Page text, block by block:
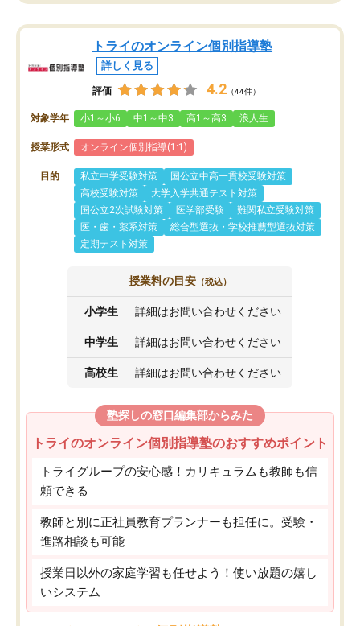
トライのオンライン個別指導塾
詳しく見る
評価 4.2 （44件）
対象学年 小1～小6 中1～中3 高1～高3 浪人生
授業形式 オンライン個別指導(1:1)
目的 私立中学受験対策
国公立中高一貫校受験対策
高校受験対策
大学入学共通テスト対策
国公立2次試験対策
医学部受験
難関私立受験対策
医・歯・薬系対策
総合型選抜・学校推薦型選抜対策
定期テスト対策
授業料の目安 （税込）
小学生 詳細はお問い合わせください
中学生 詳細はお問い合わせください
高校生 詳細はお問い合わせください
塾探しの窓口編集部からみた
トライのオンライン個別指導塾のおすすめポイント
トライグループの安心感！カリキュラムも教師も信
頼できる
教師と別に正社員教育プランナーも担任に。受験・
進路相談も可能
授業日以外の家庭学習も任せよう！使い放題の嬉し
いシステム